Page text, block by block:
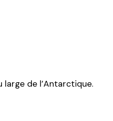
large de l’Antarctique.